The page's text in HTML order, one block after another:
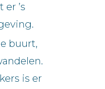
er ’s
buurt,
is er